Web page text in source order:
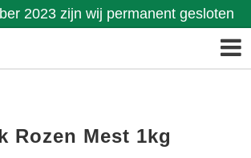
2023 zijn wij permanent gesloten
Rozen Mest 1kg